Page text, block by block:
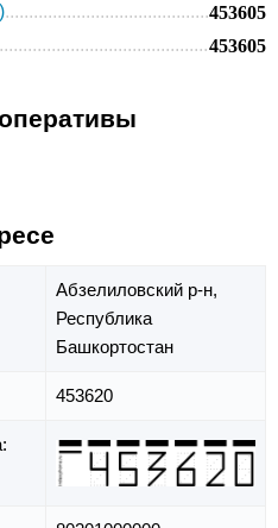
453605
453605
Абзелиловский р-н,
Республика
Башкортостан
453620